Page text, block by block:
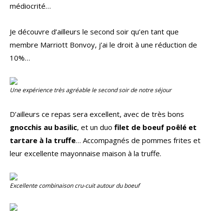
médiocrité…
Je découvre d’ailleurs le second soir qu’en tant que
membre Marriott Bonvoy, j’ai le droit à une réduction de
10%…
Une expérience très agréable le second soir de notre séjour
D’ailleurs ce repas sera excellent, avec de très bons
gnocchis au basilic, et un duo filet de boeuf poêlé et
tartare à la truffe… Accompagnés de pommes frites et
leur excellente mayonnaise maison à la truffe.
Excellente combinaison cru-cuit autour du boeuf